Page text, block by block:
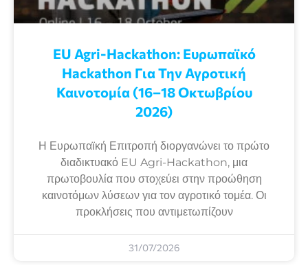
EU Agri-Hackathon: Eυρωπαϊκό
Ηackathon Για Την Αγροτική
Καινοτομία (16–18 Οκτωβρίου
2026)
Η Ευρωπαϊκή Επιτροπή διοργανώνει το πρώτο
διαδικτυακό EU Agri-Hackathon, μια
πρωτοβουλία που στοχεύει στην προώθηση
καινοτόμων λύσεων για τον αγροτικό τομέα. Οι
προκλήσεις που αντιμετωπίζουν
31/07/2026